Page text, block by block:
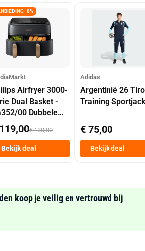
-8%
Airfryer 3000-
Dual Basket -
00 Dubbele
9 L Tot 6
€ 130,00
Bekijk deal
Adidas
Argentinië 26 Tiro
Training Sportjack
€ 75,00
Bekijk deal
koop je veilig en vertrouwd bij